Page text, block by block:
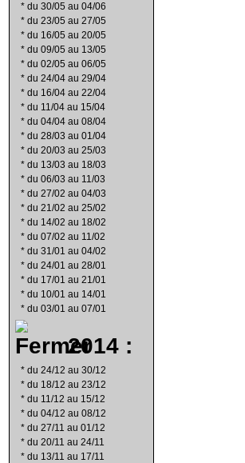
* du 30/05 au 04/06
* du 23/05 au 27/05
* du 16/05 au 20/05
* du 09/05 au 13/05
* du 02/05 au 06/05
* du 24/04 au 29/04
* du 16/04 au 22/04
* du 11/04 au 15/04
* du 04/04 au 08/04
* du 28/03 au 01/04
* du 20/03 au 25/03
* du 13/03 au 18/03
* du 06/03 au 11/03
* du 27/02 au 04/03
* du 21/02 au 25/02
* du 14/02 au 18/02
* du 07/02 au 11/02
* du 31/01 au 04/02
* du 24/01 au 28/01
* du 17/01 au 21/01
* du 10/01 au 14/01
* du 03/01 au 07/01
2014 :
* du 24/12 au 30/12
* du 18/12 au 23/12
* du 11/12 au 15/12
* du 04/12 au 08/12
* du 27/11 au 01/12
* du 20/11 au 24/11
* du 13/11 au 17/11